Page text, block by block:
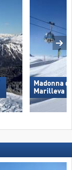
Madonna
Marilleva